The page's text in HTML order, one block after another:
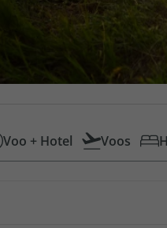
Voo + Hotel Voos